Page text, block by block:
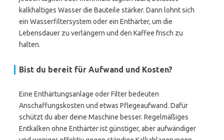
kalkhaltiges Wasser die Bauteile stärker. Dann lohnt sich
ein Wasserfiltersystem oder ein Enthärter, um die
Lebensdauer zu verlängern und den Kaffee frisch zu
halten.
Bist du bereit für Aufwand und Kosten?
Eine Enthärtungsanlage oder Filter bedeuten
Anschaffungskosten und etwas Pflegeaufwand. Dafür
schützt du aber deine Maschine besser. Regelmäßiges
Entkalken ohne Enthärter ist günstiger, aber aufwändiger